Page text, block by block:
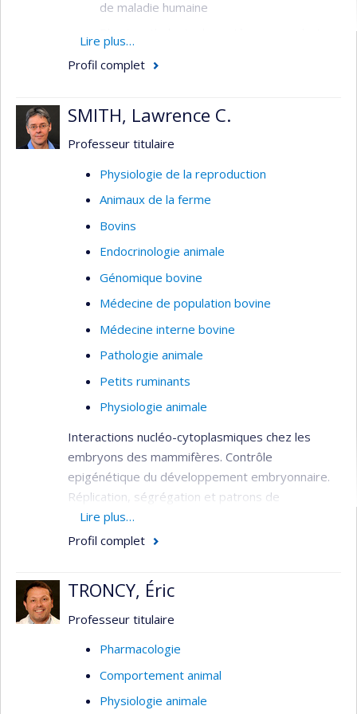
de maladie humaine
Physiopathologie du système reproducteur
Effets des toxines environnementales sur
Lire plus…
Profil complet
SMITH, Lawrence C.
Professeur titulaire
Physiologie de la reproduction
Animaux de la ferme
Bovins
Endocrinologie animale
Génomique bovine
Médecine de population bovine
Médecine interne bovine
Pathologie animale
Petits ruminants
Physiologie animale
Interactions nucléo-cytoplasmiques chez les
embryons des mammifères. Contrôle
epigénétique du développement embryonnaire.
Réplication, ségrégation et patrons de
transmission de l'ADN mitochondrial. Étude des
mécanismes en jeu dans la maturation des
mécanismes de reprogrammation génétique
dans le clonage animal et des cellules souches
génétiquement.
Intérêts de recherche
Lire plus…
Profil complet
TRONCY, Éric
Professeur titulaire
Pharmacologie
Comportement animal
Physiologie animale